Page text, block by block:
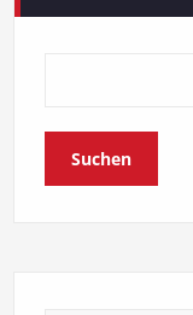
Suchen